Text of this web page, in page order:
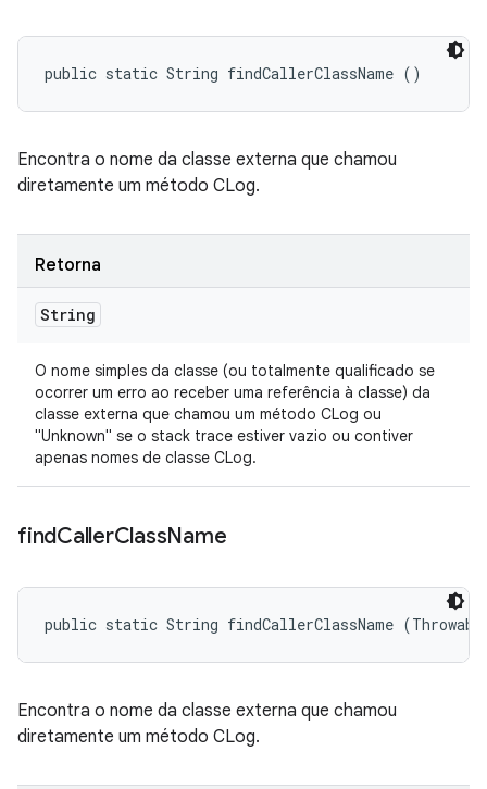
public static String findCallerClassName ()
Encontra o nome da classe externa que chamou
diretamente um método CLog.
Retorna
String
O nome simples da classe (ou totalmente qualificado se
ocorrer um erro ao receber uma referência à classe) da
classe externa que chamou um método CLog ou
"Unknown" se o stack trace estiver vazio ou contiver
apenas nomes de classe CLog.
findCallerClassName
public static String findCallerClassName
Encontra o nome da classe externa que chamou
diretamente um método CLog.